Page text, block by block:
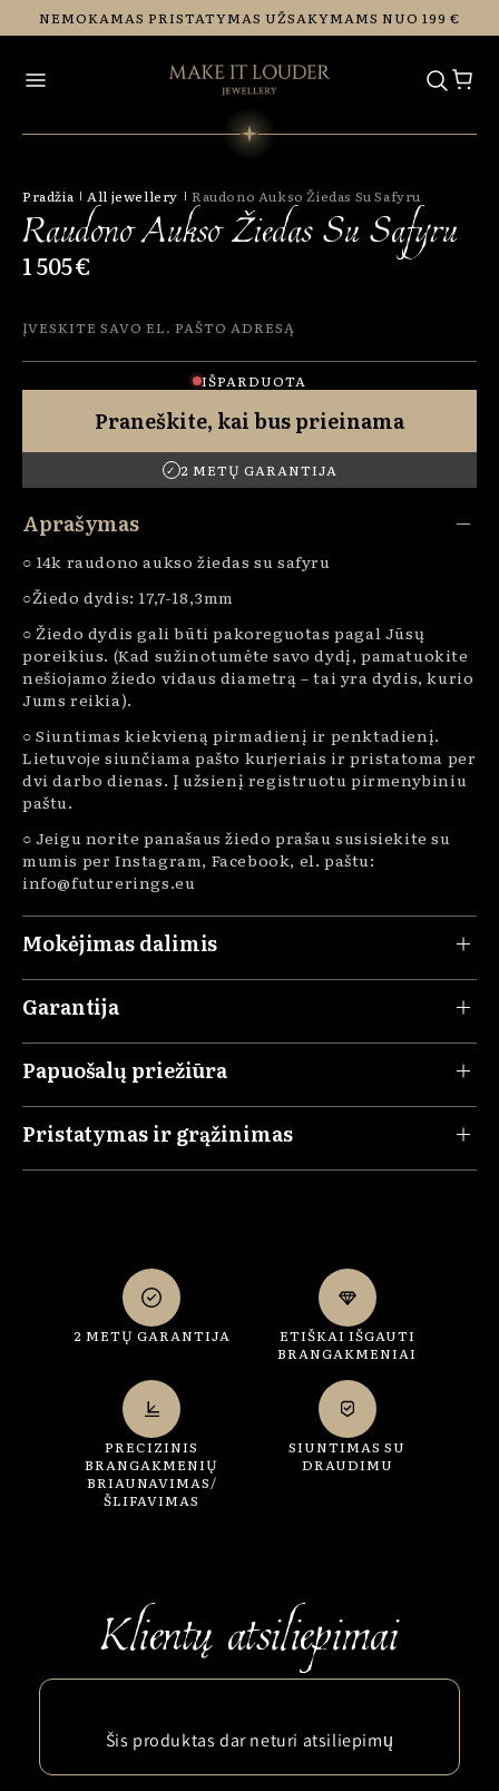
Eiti į
turinį
NEMOKAMAS PRISTATYMAS UŽSAKYMAMS NUO 199 €
Pradžia All jewellery Raudono Aukso Žiedas Su Safyru
Raudono Aukso Žiedas Su Safyru
1 505 €
IŠPARDUOTA
Praneškite, kai bus prieinama
✓ 2 METŲ GARANTIJA
Aprašymas
○ 14k raudono aukso žiedas su safyru
○Žiedo dydis: 17,7-18,3mm
○ Žiedo dydis gali būti pakoreguotas pagal Jūsų
poreikius. (Kad sužinotumėte savo dydį, pamatuokite
nešiojamo žiedo vidaus diametrą – tai yra dydis, kurio
Jums reikia).
○ Siuntimas kiekvieną pirmadienį ir penktadienį.
Lietuvoje siunčiama pašto kurjeriais ir pristatoma per
dvi darbo dienas. Į užsienį registruotu pirmenybiniu
paštu.
○ Jeigu norite panašaus žiedo prašau susisiekite su
mumis per Instagram, Facebook, el. paštu:
info@futurerings.eu
Mokėjimas dalimis
Garantija
Papuošalų priežiūra
Pristatymas ir grąžinimas
2 METŲ GARANTIJA
ETIŠKAI IŠGAUTI
BRANGAKMENIAI
PRECIZINIS
BRANGAKMENIŲ
BRIAUNAVIMAS/
ŠLIFAVIMAS
SIUNTIMAS SU
DRAUDIMU
Šis produktas dar neturi atsiliepimų